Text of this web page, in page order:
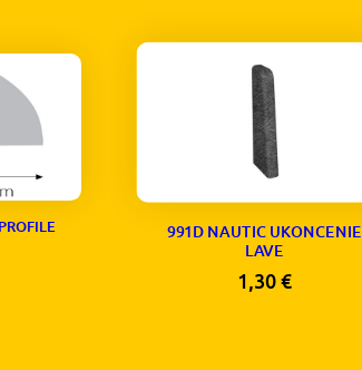
991D NAUTIC UKONCENIE
LAVE
1,30€